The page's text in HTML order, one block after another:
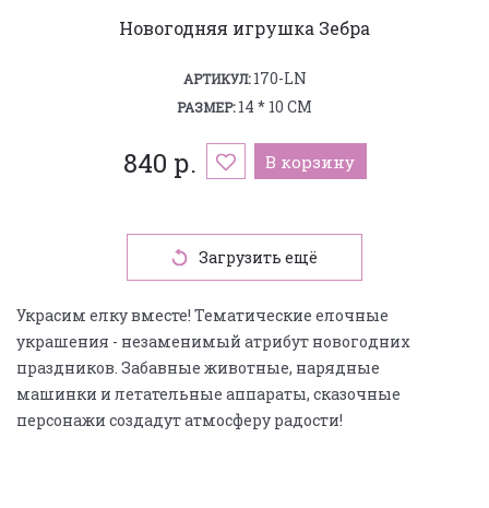
Новогодняя игрушка Зебра
АРТИКУЛ:170-LN
РАЗМЕР:14 * 10 СМ
840 р. В корзину
Загрузить ещё
Украсим елку вместе! Тематические елочные
украшения - незаменимый атрибут новогодних
праздников. Забавные животные, нарядные
машинки и летательные аппараты, сказочные
персонажи создадут атмосферу радости!